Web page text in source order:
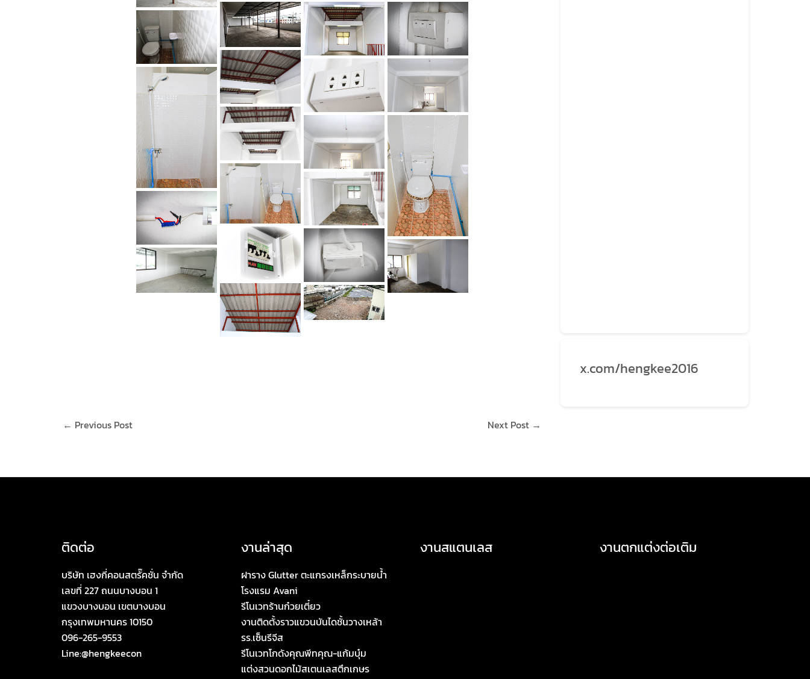
← Previous Post Next Post →
x.com/hengkee2016
ติดต่อ
บริษัท เฮงกี่คอนสตรั๊คชั่น จำกัด
เลขที่ 227 ถนนบางบอน 1
แขวงบางบอน เขตบางบอน
กรุงเทพมหานคร 10150
096-265-9553
Line:@hengkeecon
งานล่าสุด
ฝาราง Glutter ตะแกรงเหล็กระบายน้ำ
โรงแรม Avani
รีโนเวทร้านก๋วยเตี๋ยว
งานติดตั้งราวแขวนบันไดชั้นวางเหล้า
รร.เซ็นรีจีส
รีโนเวทโกดังคุณพีทคุณ-แก้มบุ๋ม
แต่งสวนดอกไม้สเตนเลสตึกเกษร
งานสแตนเลส งานตกแต่งต่อเติม